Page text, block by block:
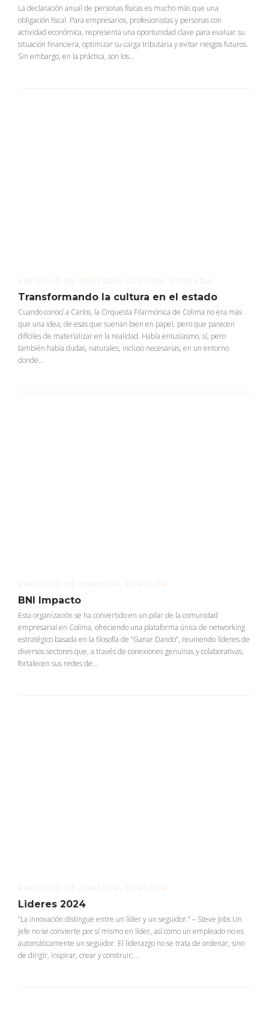
La declaración anual de personas físicas es mucho más que una
obligación fiscal. Para empresarios, profesionistas y personas con
actividad económica, representa una oportunidad clave para evaluar su
situación financiera, optimizar su carga tributaria y evitar riesgos futuros.
Sin embargo, en la práctica, son los...
ARTÍCULO DE PORTADA CULTURA PORTADA
Transformando la cultura en el estado
Cuando conocí a Carlos, la Orquesta Filarmónica de Colima no era más
que una idea, de esas que suenan bien en papel, pero que parecen
difíciles de materializar en la realidad. Había entusiasmo, sí, pero
también había dudas, naturales, incluso necesarias, en un entorno
donde...
ARTÍCULO DE PORTADA PORTADA
BNI Impacto
Esta organización se ha convertido en un pilar de la comunidad
empresarial en Colima, ofreciendo una plataforma única de networking
estratégico basada en la filosofía de “Ganar Dando”, reuniendo líderes de
diversos sectores que, a través de conexiones genuinas y colaborativas,
fortalecen sus redes de...
ARTÍCULO DE PORTADA PORTADA
Lideres 2024
“La innovación distingue entre un líder y un seguidor.” – Steve Jobs Un
jefe no se convierte por sí mismo en líder, así como un empleado no es
automáticamente un seguidor. El liderazgo no se trata de ordenar, sino
de dirigir, inspirar, crear y construir;...